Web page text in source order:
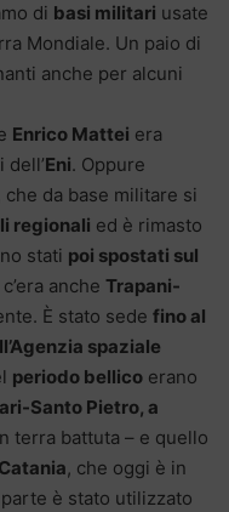
di basi militari usate
Mondiale. Un paio di
anche per alcuni
Enrico Mattei era
Eni. Oppure
che da base militare si
regionali ed è rimasto
stati poi spostati sul
anche Trapani-
È stato sede fino al
spaziale
periodo bellico erano
Santo Pietro, a
terra battuta – e quello
, che oggi è in
è stato utilizzato